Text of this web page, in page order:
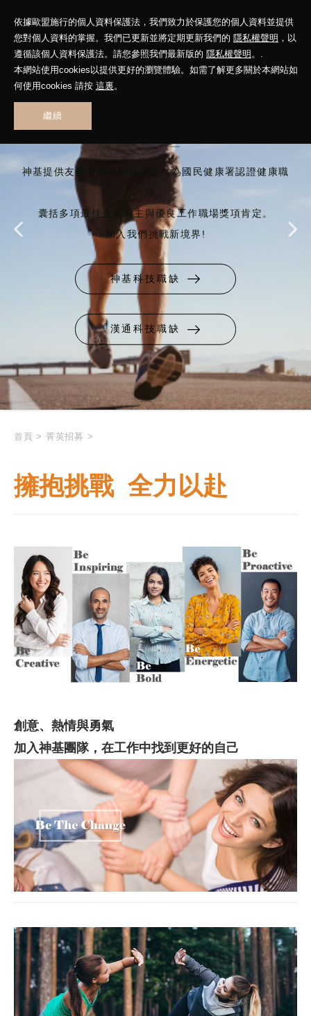
依據歐盟施行的個人資料保護法，我們致力於保護您的個人資料並提供
您對個人資料的掌握。我們已更新並將定期更新我們的 隱私權聲明 ，以
遵循該個人資料保護法。請您參照我們最新版的 隱私權聲明 。.
本網站使用cookies以提供更好的瀏覽體驗。如需了解更多關於本網站如
何使用cookies 請按 這裏。
繼續
神基提供友善安全的職場環境，為國民健康署認證健康職
囊括多項最佳企業雇主與優良工作職場獎項肯定。
加入我們挑戰新境界!
神基科技職缺
漢通科技職缺
首頁 > 菁英招募 >
擁抱挑戰 全力以赴
創意、熱情與勇氣
加入神基團隊，在工作中找到更好的自己